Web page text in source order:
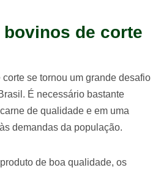
de corte
se tornou um grande desafio
É necessário bastante
de qualidade e em uma
demandas da população.
de boa qualidade, os